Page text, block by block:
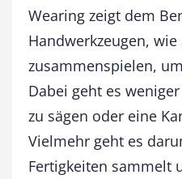
Wearing zeigt dem
Handwerkzeugen,
zusammenspielen,
Dabei geht es
zu sägen oder eine
Vielmehr geht es
Fertigkeiten sammelt